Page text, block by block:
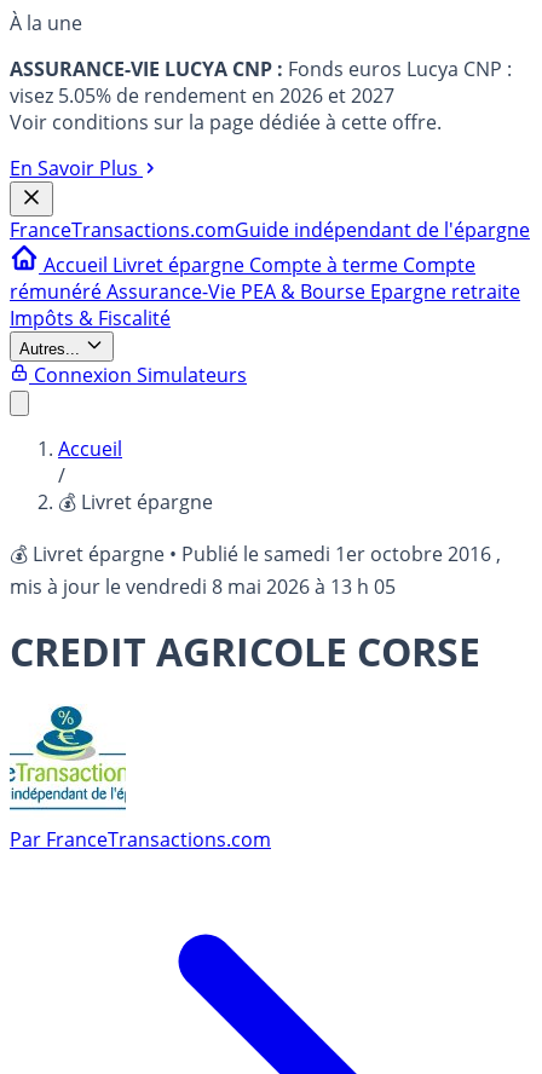
À la une
ASSURANCE-VIE LUCYA CNP : Fonds euros Lucya CNP :
visez 5.05% de rendement en 2026 et 2027
Voir conditions sur la page dédiée à cette offre.
En Savoir Plus
FranceTransactions.comGuide indépendant de l'épargne
Accueil Livret épargne Compte à terme Compte
rémunéréAssurance-Vie PEA & Bourse Epargne retraite
Impôts & Fiscalité
Autres...
Connexion Simulateurs
Accueil
/
💰 Livret épargne
💰 Livret épargne • Publié lesamedi 1er octobre 2016 ,
mis à jour levendredi 8 mai 2026 à 13 h 05
CREDIT AGRICOLE CORSE
Par FranceTransactions.com